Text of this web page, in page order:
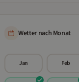
Wetter nach Monat
Jan Feb